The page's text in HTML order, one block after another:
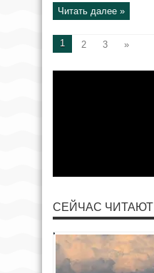
Читать далее »
1 2 3 »
СЕЙЧАС ЧИТАЮТ